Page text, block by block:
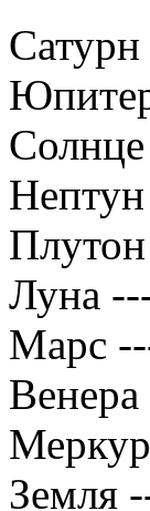
Луна
Марс
Земля